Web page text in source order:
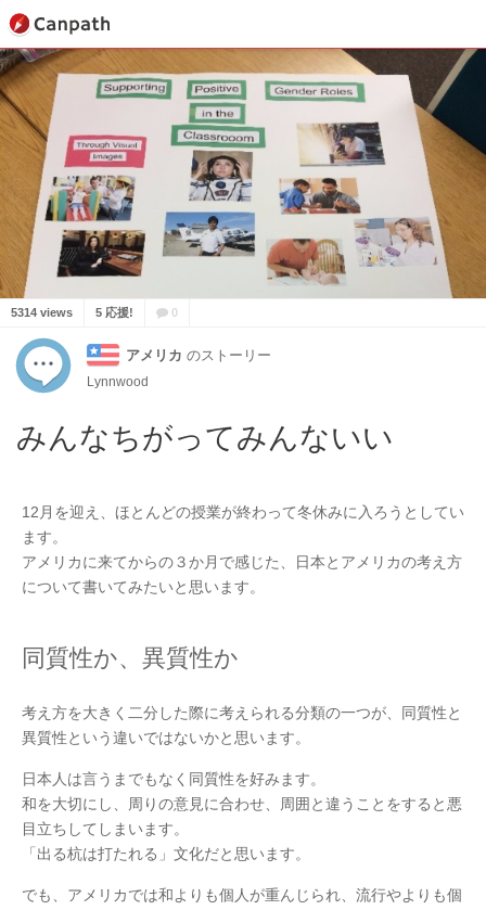
5314 views 5 応援! 0
アメリカ のストーリー
Lynnwood
みんなちがってみんないい
12月を迎え、ほとんどの授業が終わって冬休みに入ろうとしてい
ます。
アメリカに来てからの３か月で感じた、日本とアメリカの考え方
について書いてみたいと思います。
同質性か、異質性か
考え方を大きく二分した際に考えられる分類の一つが、同質性と
異質性という違いではないかと思います。
日本人は言うまでもなく同質性を好みます。
和を大切にし、周りの意見に合わせ、周囲と違うことをすると悪
目立ちしてしまいます。
「出る杭は打たれる」文化だと思います。
でも、アメリカでは和よりも個人が重んじられ、流行やよりも個